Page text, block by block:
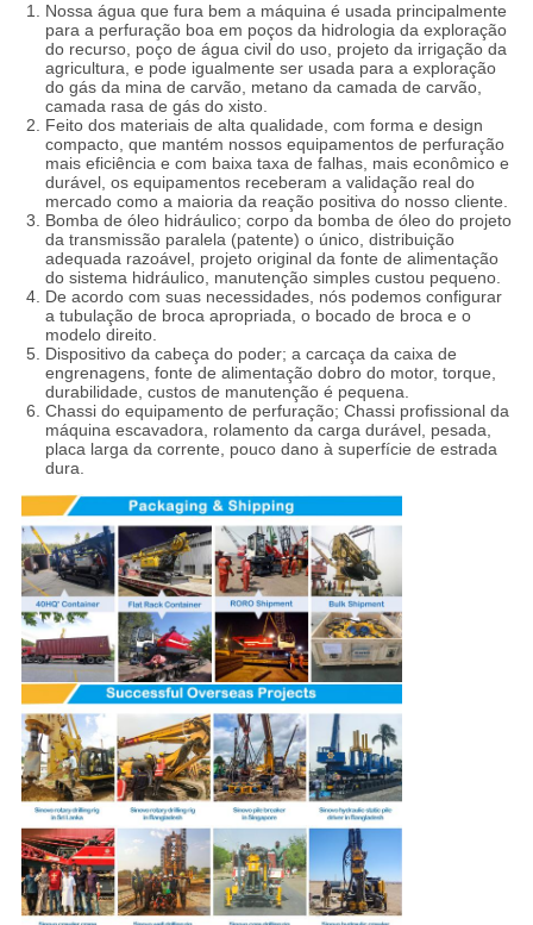
Nossa água que fura bem a máquina é usada principalmente
para a perfuração boa em poços da hidrologia da exploração
do recurso, poço de água civil do uso, projeto da irrigação da
agricultura, e pode igualmente ser usada para a exploração
do gás da mina de carvão, metano da camada de carvão,
camada rasa de gás do xisto.
Feito dos materiais de alta qualidade, com forma e design
compacto, que mantém nossos equipamentos de perfuração
mais eficiência e com baixa taxa de falhas, mais econômico e
durável, os equipamentos receberam a validação real do
mercado como a maioria da reação positiva do nosso cliente.
Bomba de óleo hidráulico; corpo da bomba de óleo do projeto
da transmissão paralela (patente) o único, distribuição
adequada razoável, projeto original da fonte de alimentação
do sistema hidráulico, manutenção simples custou pequeno.
De acordo com suas necessidades, nós podemos configurar
a tubulação de broca apropriada, o bocado de broca e o
modelo direito.
Dispositivo da cabeça do poder; a carcaça da caixa de
engrenagens, fonte de alimentação dobro do motor, torque,
durabilidade, custos de manutenção é pequena.
Chassi do equipamento de perfuração; Chassi profissional da
máquina escavadora, rolamento da carga durável, pesada,
placa larga da corrente, pouco dano à superfície de estrada
dura.